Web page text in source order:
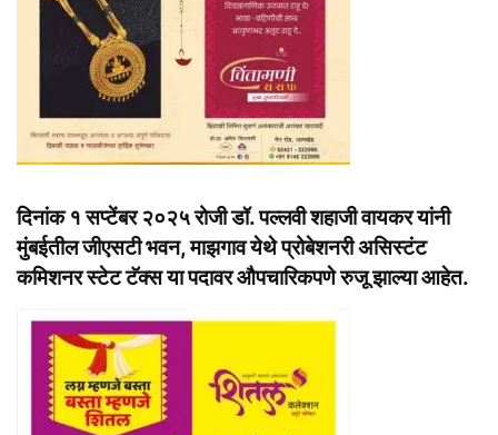
दिनांक १ सप्टेंबर २०२५ रोजी डॉ. पल्लवी शहाजी वायकर यांनी
मुंबईतील जीएसटी भवन, माझगाव येथे प्रोबेशनरी असिस्टंट
कमिशनर स्टेट टॅक्स या पदावर औपचारिकपणे रुजू झाल्या आहेत.